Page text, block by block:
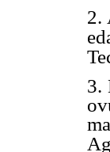
2.
3.